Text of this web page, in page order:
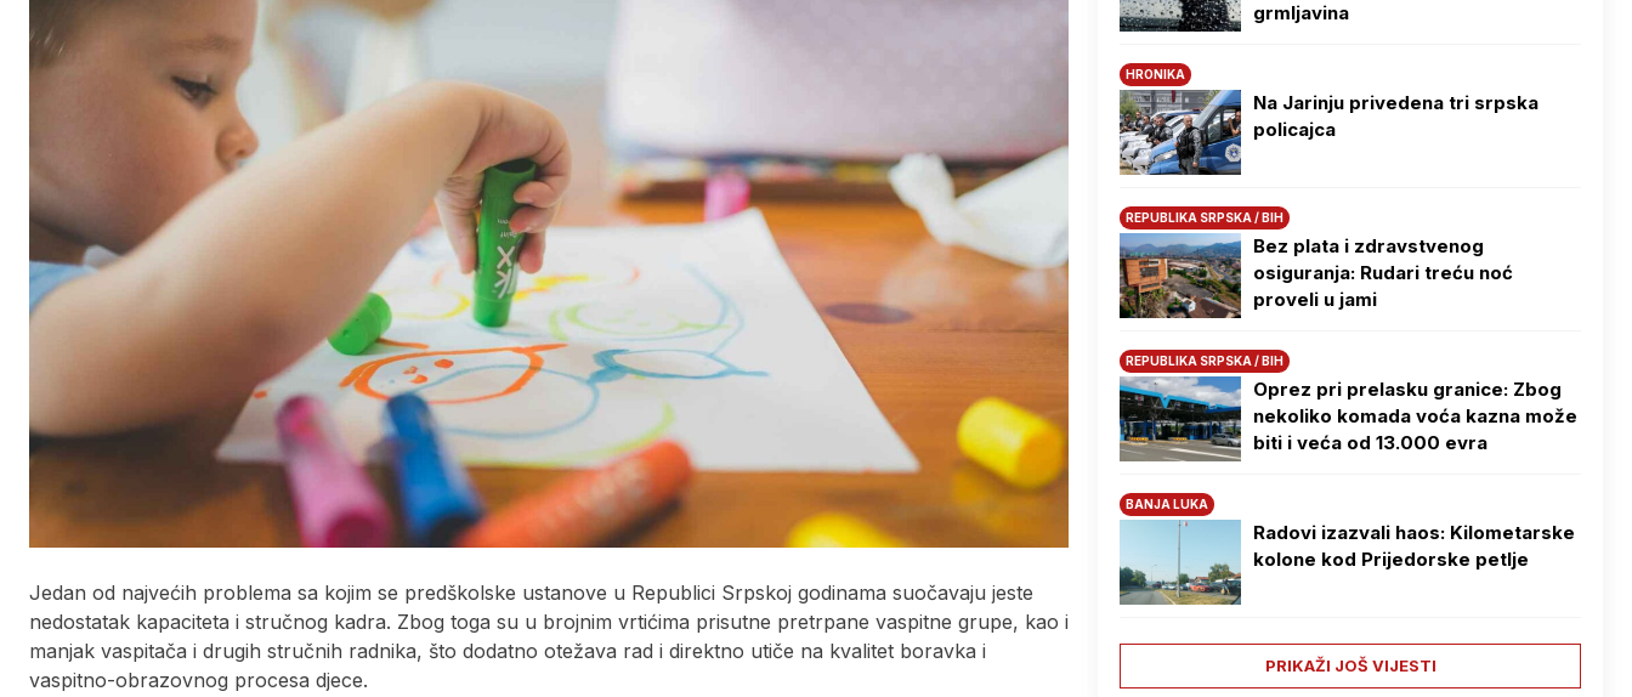
Jedan od najvećih problema sa kojim se predškolske ustanove u Republici Srpskoj godinama suočavaju jeste
nedostatak kapaciteta i stručnog kadra. Zbog toga su u brojnim vrtićima prisutne pretrpane vaspitne grupe, kao i
manjak vaspitača i drugih stručnih radnika, što dodatno otežava rad i direktno utiče na kvalitet boravka i
vaspitno-obrazovnog procesa djece.
grmljavina
HRONIKA
Na Јarinju privedena tri srpska
policajca
REPUBLIKA SRPSKA / BIH
Bez plata i zdravstvenog
osiguranja: Rudari treću noć
proveli u jami
REPUBLIKA SRPSKA / BIH
Oprez pri prelasku granice: Zbog
nekoliko komada voća kazna može
biti i veća od 13.000 evra
BANJA LUKA
Radovi izazvali haos: Kilometarske
kolone kod Prijedorske petlje
PRIKAŽI JOŠ VIJESTI